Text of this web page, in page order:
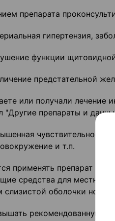
препарата
гипертензия,
функции
предстательной
или получали лечение
"Другие препараты и
и т.п.
применять препарат
средства для местного
слизи­стой оболочки
рекомендованную